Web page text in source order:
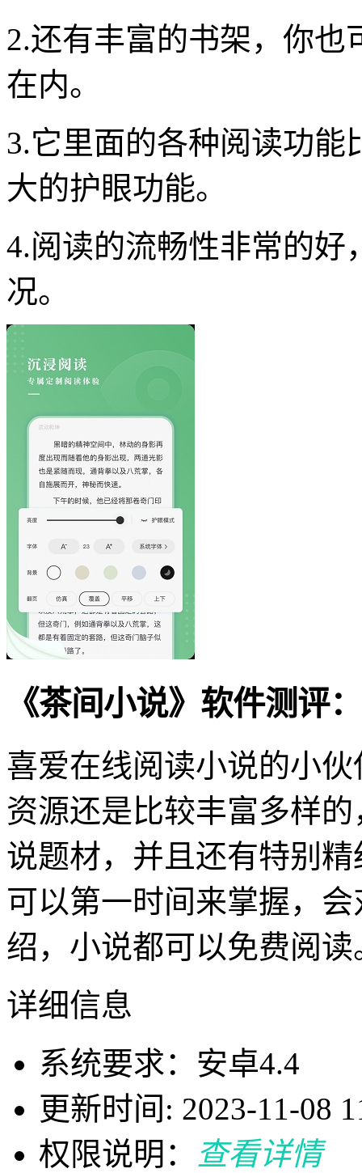
2.还有丰富的书架，你
在内。
3.它里面的各种阅读功
大的护眼功能。
4.阅读的流畅性非常的好
况。
《茶间小说》软件测评：
喜爱在线阅读小说的小
资源还是比较丰富多样
说题材，并且还有特别
可以第一时间来掌握，
绍，小说都可以免费阅读
详细信息
系统要求：安卓4.4
更新时间: 2023-11-08
权限说明：
查看详情